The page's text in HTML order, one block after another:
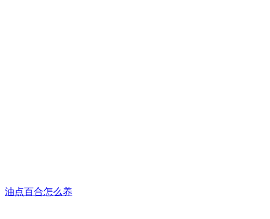
油点百合怎么养